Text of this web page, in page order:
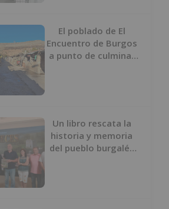
El poblado de El
Encuentro de Burgos
a punto de culminar
Un libro rescata la
historia y memoria
del pueblo burgalés